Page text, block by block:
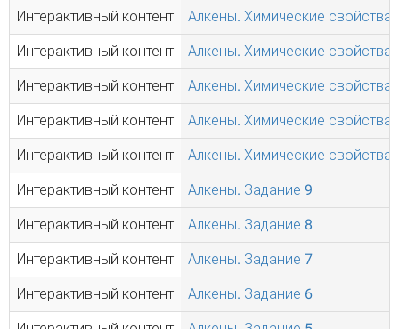
Интерактивный контент Алкены. Химические
Интерактивный контент Алкены. Химические
Интерактивный контент Алкены. Химические
Интерактивный контент Алкены. Химические
Интерактивный контент Алкены. Химические
Интерактивный контент Алкены. Задание 9
Интерактивный контент Алкены. Задание 8
Интерактивный контент Алкены. Задание 7
Интерактивный контент Алкены. Задание 6